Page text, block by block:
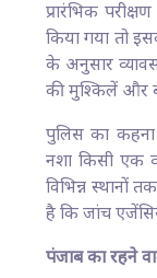
प्रारंभिक
किया गया तो
के अनुसार
की मुश्किलें और
पुलिस का कहना
नशा किसी एक
विभिन्न स्थानों
है कि जांच
पंजाब का रहने